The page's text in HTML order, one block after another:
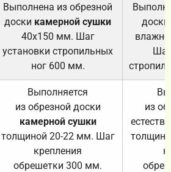
Выполнена из обрезной
доски камерной сушки
40х150 мм. Шаг
установки стропильных
ног 600 мм.
доски
Выполняется
из обрезной доски
камерной сушки
толщиной 20-22 мм. Шаг
крепления
обрешетки 300 мм.
из